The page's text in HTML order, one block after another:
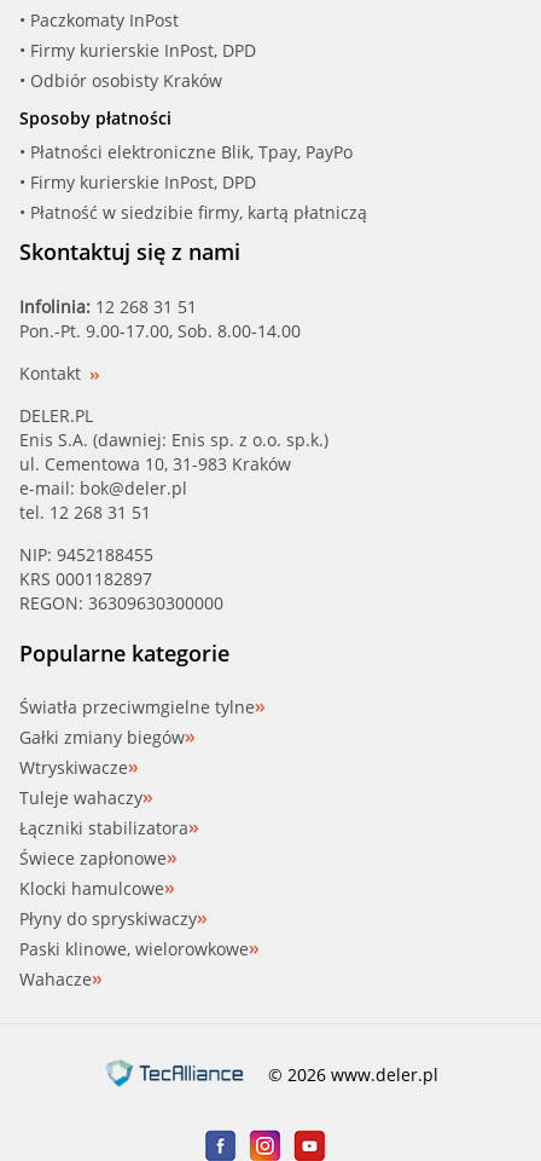
FRAM (CH10759 ECO)
GIF (LI 119)
GUD (M 118)
HEN (E115H)
HEN (E115H D208)
HEN (E115H01 D208)
KOLBENSCHM (4502-OX)
KOLBENSCHM (50 014 502)
LINDE (VW03L115562)
MAG (71760502)
MAHLE (OX 388)
MAHLE (OX 388 D)
MAHLE (OX 388D ECO)
MAPCO (64906)
MEATDORIA (14132)
MEYLE (100 322 0011)
• Paczkomaty InPost
• Firmy kurierskie InPost, DPD
• Odbiór osobisty Kraków
Sposoby płatności
• Płatności elektroniczne Blik, Tpay, PayPo
• Firmy kurierskie InPost, DPD
• Płatność w siedzibie firmy, kartą płatniczą
Skontaktuj się z nami
Infolinia: 12 268 31 51
Pon.-Pt. 9.00-17.00, Sob. 8.00-14.00
Kontakt
DELER.PL
Enis S.A. (dawniej: Enis sp. z o.o. sp.k.)
ul. Cementowa 10, 31-983 Kraków
e-mail: bok@deler.pl
tel. 12 268 31 51
NIP: 9452188455
KRS 0001182897
REGON: 36309630300000
Popularne kategorie
Światła przeciwmgielne tylne
Gałki zmiany biegów
Wtryskiwacze
Tuleje wahaczy
Łączniki stabilizatora
Świece zapłonowe
Klocki hamulcowe
Płyny do spryskiwaczy
Paski klinowe, wielorowkowe
Wahacze
© 2026 www.deler.pl